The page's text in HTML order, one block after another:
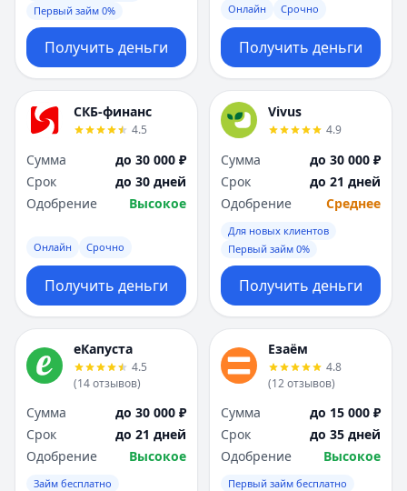
Первый займ 0%
Получить деньги
Онлайн Срочно
Получить деньги
СКБ-финанс
4.5
Сумма
до 30 000 ₽
Срок
до 30 дней
Одобрение
Высокое
Онлайн Срочно
Получить деньги
Vivus
4.9
Сумма
до 30 000 ₽
Срок
до 21 дней
Одобрение
Среднее
Для новых клиентов
Первый займ 0%
Получить деньги
еКапуста
4.5
(14отзывов)
Сумма
до 30 000 ₽
Срок
до 21 дней
Одобрение
Высокое
Займ бесплатно
Езаём
4.8
(12отзывов)
Сумма
до 15 000 ₽
Срок
до 35 дней
Одобрение
Высокое
Первый займ бесплатно